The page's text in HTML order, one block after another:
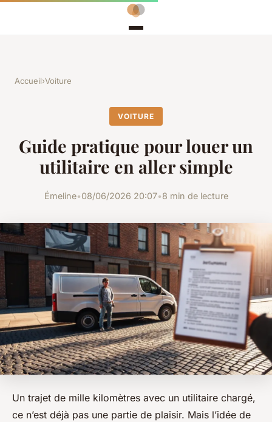
Accueil›Voiture
VOITURE
Guide pratique pour louer un
utilitaire en aller simple
Émeline•08/06/2026 20:07•8 min de lecture
Un trajet de mille kilomètres avec un utilitaire chargé,
ce n’est déjà pas une partie de plaisir. Mais l’idée de